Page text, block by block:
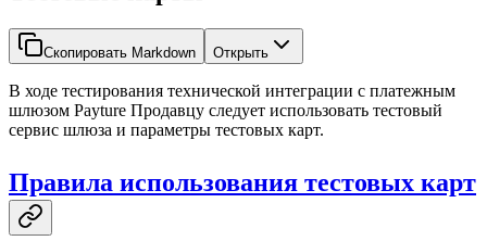
Скопировать Markdown Открыть
В ходе тестирования технической интеграции с платежным
шлюзом Payture Продавцу следует использовать тестовый
сервис шлюза и параметры тестовых карт.
Правила использования тестовых карт